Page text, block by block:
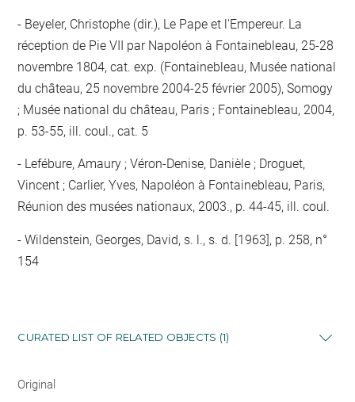
Beyeler, Christophe (dir.), Le Pape et l'Empereur. La
réception de Pie VII par Napoléon à Fontainebleau, 25-28
novembre 1804, cat. exp. (Fontainebleau, Musée national
du château, 25 novembre 2004-25 février 2005), Somogy
; Musée national du château, Paris ; Fontainebleau, 2004,
p. 53-55, ill. coul., cat. 5
Lefébure, Amaury ; Véron-Denise, Danièle ; Droguet,
Vincent ; Carlier, Yves, Napoléon à Fontainebleau, Paris,
Réunion des musées nationaux, 2003., p. 44-45, ill. coul.
Wildenstein, Georges, David, s. l., s. d. [1963], p. 258, n°
154
CURATED LIST OF RELATED OBJECTS (1)
Original